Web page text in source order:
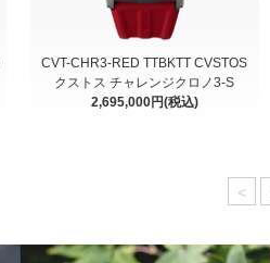
CVT-CHR3-RED TTBKTT CVSTOS
クストス チャレンジクロノ3-S
2,695,000円(税込)
<